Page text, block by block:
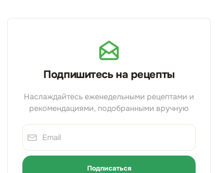
Подпишитесь на рецепты
Наслаждайтесь еженедельными рецептами и
рекомендациями, подобранными вручную
Подписаться